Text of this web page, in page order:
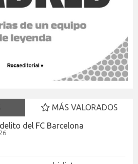
MÁS VALORADOS
del FC Barcelona